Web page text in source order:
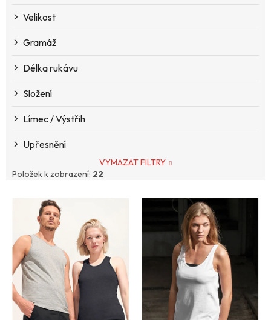
Velikost
Gramáž
Délka rukávu
Složení
Límec / Výstřih
Upřesnění
VYMAZAT FILTRY
Položek k zobrazení: 22
d